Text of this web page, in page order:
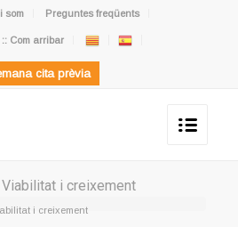
som Preguntes freqüents
Com arribar
cita prèvia
i creixement
i creixement